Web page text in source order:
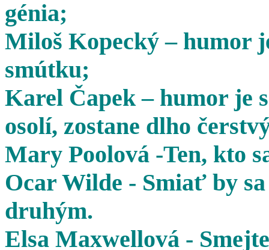
génia;
Miloš Kopecký – humor
smútku;
Karel Čapek – humor je
osolí, zostane dlho
Mary Poolová -Ten, kto
Ocar Wilde - Smiať by
druhým.
Elsa Maxwellová -